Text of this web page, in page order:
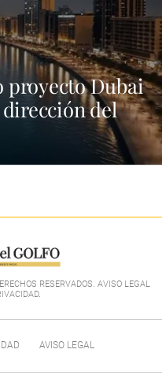
proyecto Dubai
del
RESERVADOS. AVISO LEGAL
.
AVISO LEGAL